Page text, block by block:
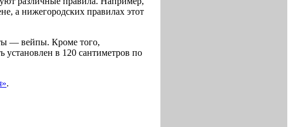
а нижегородских правилах этот
— вейпы. Кроме того,
установлен в 120 сантиметров по
.